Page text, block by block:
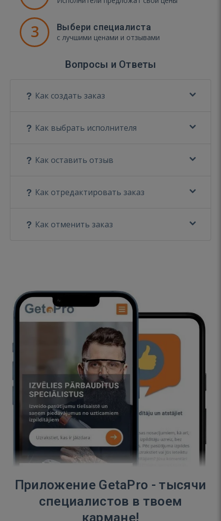
3 Выбери специалиста
с лучшими ценами и отзывами
Вопросы и Ответы
Как создать заказ
Как выбрать исполнителя
Как оставить отзыв
Как отредактировать заказ
Как отменить заказ
Приложение GetaPro - тысячи
специалистов в твоем
кармане!